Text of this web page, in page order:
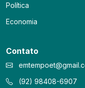
Política
Economia
Contato
(92) 98408-6907